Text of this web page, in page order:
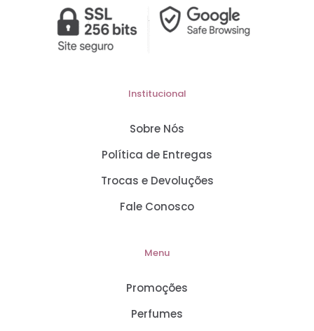
Institucional
Sobre Nós
Política de Entregas
Trocas e Devoluções
Fale Conosco
Menu
Promoções
Perfumes